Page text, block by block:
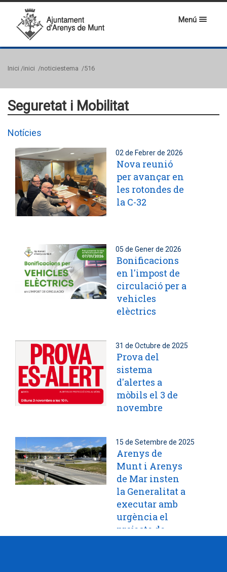
Menú
Inici /inici /noticiestema /516
Seguretat i Mobilitat
Notícies
02 de Febrer de 2026
Nova reunió
per avançar en
les rotondes de
la C-32
05 de Gener de 2026
Bonificacions
en l'impost de
circulació per a
vehicles
elèctrics
31 de Octubre de 2025
Prova del
sistema
d'alertes a
mòbils el 3 de
novembre
15 de Setembre de 2025
Arenys de
Munt i Arenys
de Mar insten
la Generalitat a
executar amb
urgència el
projecte de